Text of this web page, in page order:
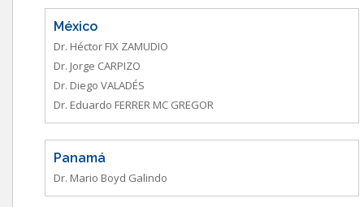
México
Dr. Héctor FIX ZAMUDIO
Dr. Jorge CARPIZO
Dr. Diego VALADÉS
Dr. Eduardo FERRER MC GREGOR
Panamá
Dr. Mario Boyd Galindo